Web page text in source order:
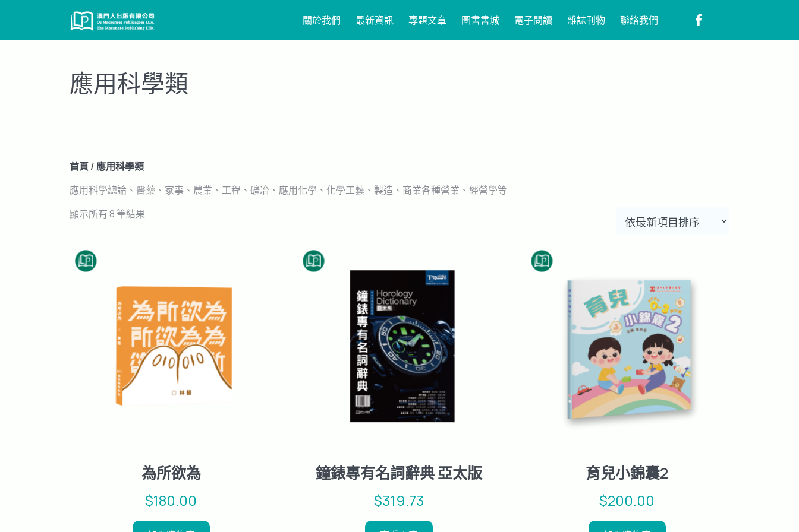
關於我們 最新資訊 專題文章 圖書書城 電子閱讀 雜誌刊物 聯絡我們
應用科學類
首頁/ 應用科學類
應用科學總論、醫藥、家事、農業、工程、礦冶、應用化學、化學工藝、製造、商業各種營業、經營學等
顯示所有 8 筆結果
排
序
為所欲為
$180.00
鐘錶專有名詞辭典 亞太版
$319.73
育兒小錦囊2
$200.00